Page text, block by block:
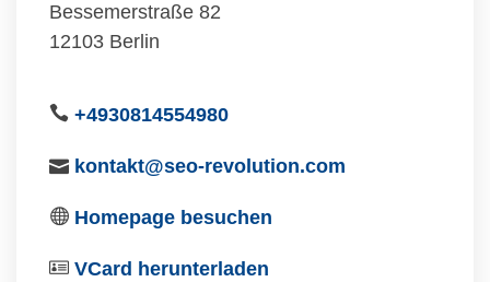
Bessemerstraße 82
12103 Berlin
+4930814554980
kontakt@seo-revolution.com
Homepage besuchen
VCard herunterladen